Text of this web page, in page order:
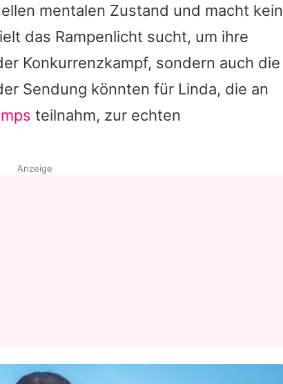
mentalen Zustand und macht kein
das Rampenlicht sucht, um ihre
Konkurrenzkampf, sondern auch die
Sendung könnten für Linda, die an
teilnahm, zur echten
Anzeige